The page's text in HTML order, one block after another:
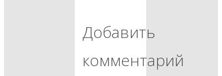
Добавить
комментарий